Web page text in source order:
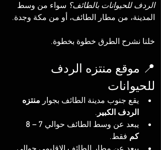
الردف للحيوانات بالطائف؟ سواء من وسط
المدينة، من مطار الطائف، أو من مكة وجدة.
خلنا نشرح الطرق خطوة بخطوة.
📍 موقع منتزه الردف
للحيوانات
يقع جنوب مدينة الطائف بجوار منتزه
الردف الكبير.
يبعد عن وسط الطائف حوالي
كم فقط.